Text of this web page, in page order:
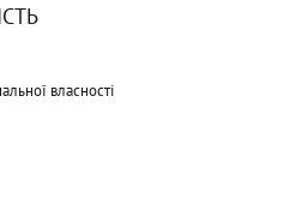
власності